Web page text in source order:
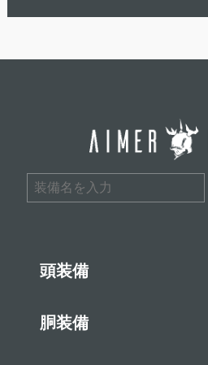
検索
頭装備
胴装備